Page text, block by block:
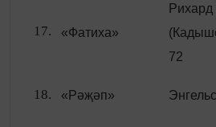
«Фатиха»
72
«Рәҗәп»